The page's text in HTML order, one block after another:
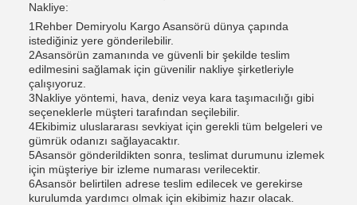
Nakliye:
1Rehber Demiryolu Kargo Asansörü dünya çapında
istediğiniz yere gönderilebilir.
2Asansörün zamanında ve güvenli bir şekilde teslim
edilmesini sağlamak için güvenilir nakliye şirketleriyle
çalışıyoruz.
3Nakliye yöntemi, hava, deniz veya kara taşımacılığı gibi
seçeneklerle müşteri tarafından seçilebilir.
4Ekibimiz uluslararası sevkiyat için gerekli tüm belgeleri ve
gümrük odanızı sağlayacaktır.
5Asansör gönderildikten sonra, teslimat durumunu izlemek
için müşteriye bir izleme numarası verilecektir.
6Asansör belirtilen adrese teslim edilecek ve gerekirse
kurulumda yardımcı olmak için ekibimiz hazır olacak.